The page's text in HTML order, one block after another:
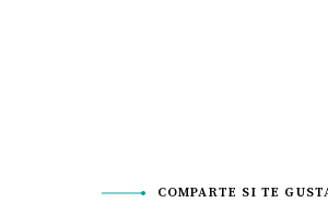
COMPARTE SI TE